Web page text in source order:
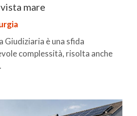
mare
Giudiziaria è una sfida
complessità, risolta anche